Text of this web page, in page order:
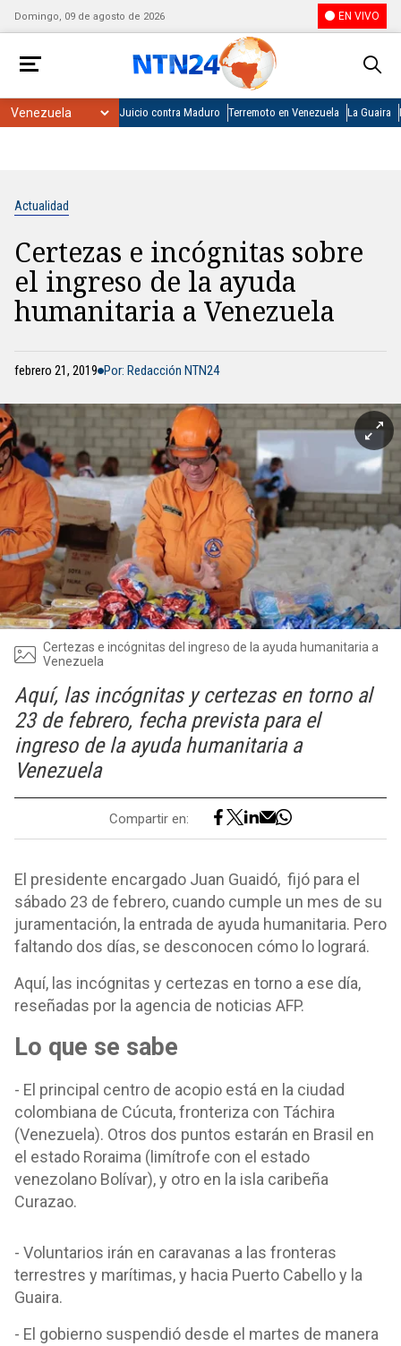
Domingo, 09 de agosto de 2026 EN VIVO
Juicio contra Maduro Terremoto en Venezuela La Guaira
Actualidad
Certezas e incógnitas sobre
el ingreso de la ayuda
humanitaria a Venezuela
febrero 21, 2019 Por: Redacción NTN24
Certezas e incógnitas del ingreso de la ayuda humanitaria a
Venezuela
Aquí, las incógnitas y certezas en torno al
23 de febrero, fecha prevista para el
ingreso de la ayuda humanitaria a
Venezuela
Compartir en:
El presidente encargado Juan Guaidó, fijó para el
sábado 23 de febrero, cuando cumple un mes de su
juramentación, la entrada de ayuda humanitaria. Pero
faltando dos días, se desconocen cómo lo logrará.
Aquí, las incógnitas y certezas en torno a ese día,
reseñadas por la agencia de noticias AFP.
Lo que se sabe
- El principal centro de acopio está en la ciudad
colombiana de Cúcuta, fronteriza con Táchira
(Venezuela). Otros dos puntos estarán en Brasil en
el estado Roraima (limítrofe con el estado
venezolano Bolívar), y otro en la isla caribeña
Curazao.
- Voluntarios irán en caravanas a las fronteras
terrestres y marítimas, y hacia Puerto Cabello y la
Guaira.
- El gobierno suspendió desde el martes de manera